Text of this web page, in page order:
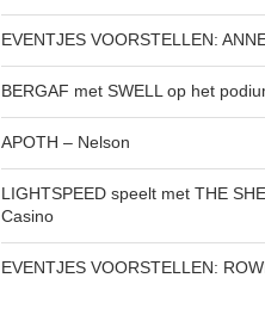
EVENTJES VOORSTELLEN:
BERGAF met SWELL op het
APOTH – Nelson
LIGHTSPEED speelt met THE
Casino
EVENTJES VOORSTELLEN: